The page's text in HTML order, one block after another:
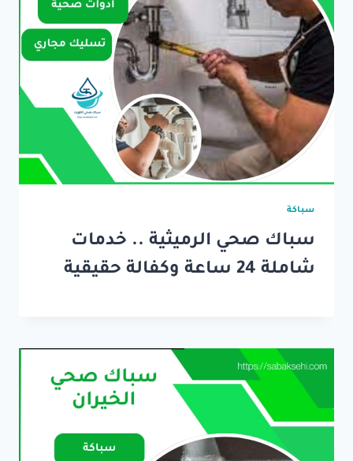
سباكة
سباك صحي الرميثية .. خدمات
شاملة 24 ساعة وكفالة حقيقية